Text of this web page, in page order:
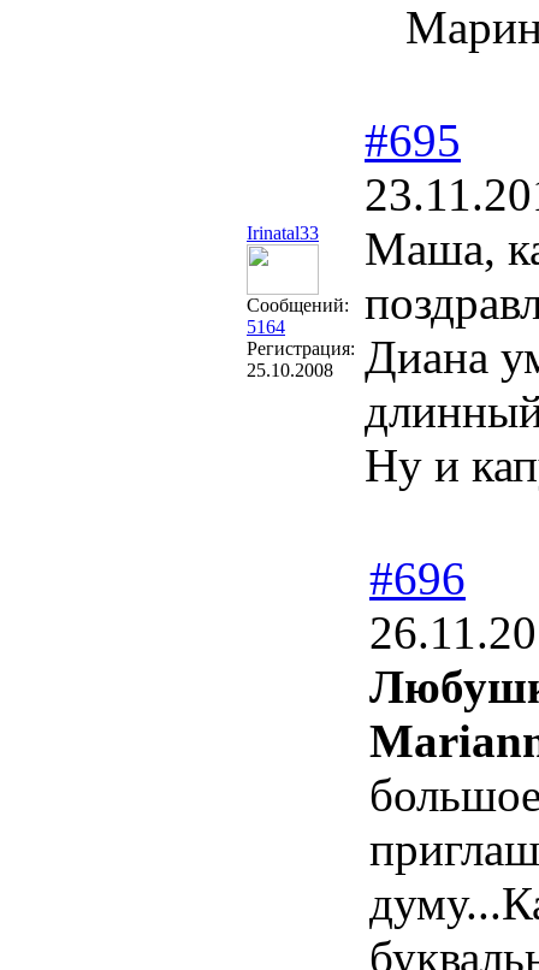
Irinatal33
Сообщений:
5164
Регистрация:
25.10.2008
#695
Маша,
Диана
Ну и
#696